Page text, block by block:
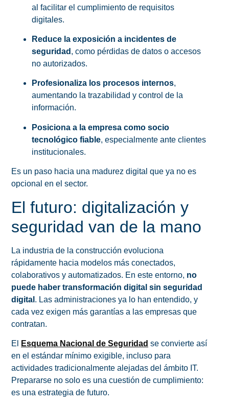
al facilitar el cumplimiento de requisitos
digitales.
Reduce la exposición a incidentes de
seguridad , como pérdidas de datos o accesos
no autorizados.
Profesionaliza los procesos internos,
aumentando la trazabilidad y control de la
información.
Posiciona a la empresa como socio
tecnológico fiable, especialmente ante clientes
institucionales.
Es un paso hacia una madurez digital que ya no es
opcional en el sector.
El futuro: digitalización y
seguridad van de la mano
La industria de la construcción evoluciona
rápidamente hacia modelos más conectados,
colaborativos y automatizados. En este entorno, no
puede haber transformación digital sin seguridad
digital . Las administraciones ya lo han entendido, y
cada vez exigen más garantías a las empresas que
contratan.
El Esquema Nacional de Seguridad se convierte así
en el estándar mínimo exigible, incluso para
actividades tradicionalmente alejadas del ámbito IT.
Prepararse no solo es una cuestión de cumplimiento:
es una estrategia de futuro.